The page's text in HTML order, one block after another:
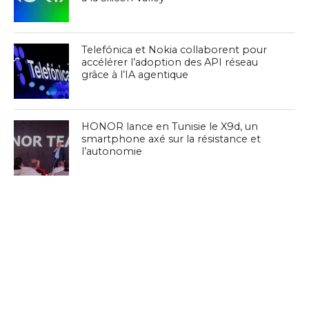
Telefónica et Nokia collaborent pour
accélérer l’adoption des API réseau
grâce à l’IA agentique
HONOR lance en Tunisie le X9d, un
smartphone axé sur la résistance et
l’autonomie